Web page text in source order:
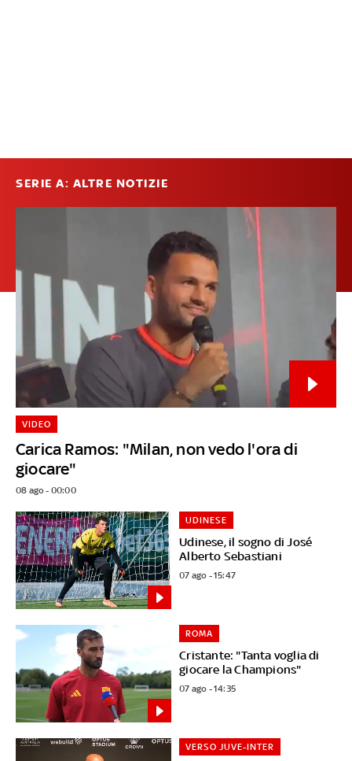
SERIE A: ALTRE NOTIZIE
Carica Ramos: "Milan, non vedo l'ora di
giocare"
VIDEO
08 ago - 00:00
Udinese, il sogno di José
Alberto Sebastiani
UDINESE
07 ago - 15:47
Cristante: "Tanta voglia di
giocare la Champions"
ROMA
07 ago - 14:35
VERSO JUVE-INTER